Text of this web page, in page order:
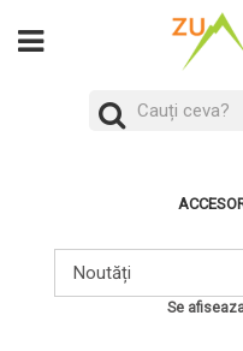
Noutăți
Se